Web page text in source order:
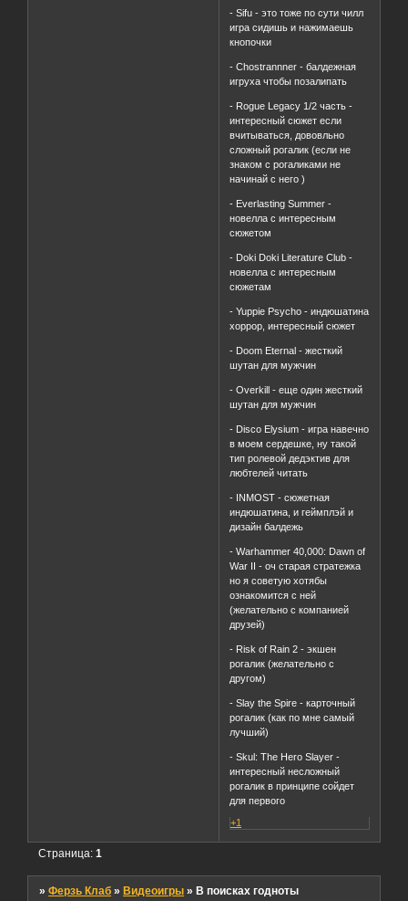
- Sifu - это тоже по сути чилл
игра сидишь и нажимаешь
кнопочки
- Chostrannner - балдежная
игруха чтобы позалипать
- Rogue Legacy 1/2 часть -
интересный сюжет если
вчитываться, дововльно
сложный рогалик (если не
знаком с рогаликами не
начинай с него )
- Everlasting Summer -
новелла с интересным
сюжетом
- Doki Doki Literature Club -
новелла с интересным
сюжетам
- Yuppie Psycho - индюшатина
хоррор, интересный сюжет
- Doom Eternal - жесткий
шутан для мужчин
- Overkill - еще один жесткий
шутан для мужчин
- Disco Elysium - игра навечно
в моем сердешке, ну такой
тип ролевой дедэктив для
любтелей читать
- INMOST - сюжетная
индюшатина, и геймплэй и
дизайн балдежь
- Warhammer 40,000: Dawn of
War II - оч старая стратежка
но я советую хотябы
ознакомится с ней
(желательно с компанией
друзей)
- Risk of Rain 2 - экшен
рогалик (желательно с
другом)
- Slay the Spire - карточный
рогалик (как по мне самый
лучший)
- Skul: The Hero Slayer -
интересный несложный
рогалик в принципе сойдет
для первого
+1
Страница:1
»Ферзь Клаб » Видеоигры » В поисках годноты